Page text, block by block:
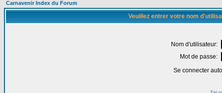
Carnavenir Index du Forum
Veuillez entrer votre nom
Nom d'utilisateur:
Mot de passe:
Se connecter